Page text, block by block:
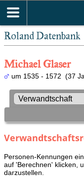
Roland Datenbank
Michael Glaser
um 1535 - 1572 (37
Personen-Kennungen
auf 'Berechnen' klicken,
darzustellen.